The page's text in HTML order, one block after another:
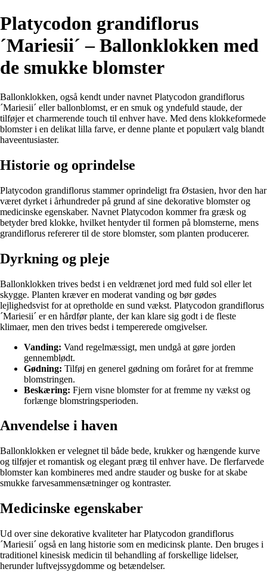
Platycodon grandiflorus
´Mariesii´ – Ballonklokken med
de smukke blomster
Ballonklokken, også kendt under navnet Platycodon grandiflorus
´Mariesii´ eller ballonblomst, er en smuk og yndefuld staude, der
tilføjer et charmerende touch til enhver have. Med dens klokkeformede
blomster i en delikat lilla farve, er denne plante et populært valg blandt
haveentusiaster.
Historie og oprindelse
Platycodon grandiflorus stammer oprindeligt fra Østasien, hvor den har
været dyrket i århundreder på grund af sine dekorative blomster og
medicinske egenskaber. Navnet Platycodon kommer fra græsk og
betyder bred klokke, hvilket hentyder til formen på blomsterne, mens
grandiflorus refererer til de store blomster, som planten producerer.
Dyrkning og pleje
Ballonklokken trives bedst i en veldrænet jord med fuld sol eller let
skygge. Planten kræver en moderat vanding og bør gødes
lejlighedsvist for at opretholde en sund vækst. Platycodon grandiflorus
´Mariesii´ er en hårdfør plante, der kan klare sig godt i de fleste
klimaer, men den trives bedst i tempererede omgivelser.
Vanding: Vand regelmæssigt, men undgå at gøre jorden
gennemblødt.
Gødning: Tilføj en generel gødning om foråret for at fremme
blomstringen.
Beskæring: Fjern visne blomster for at fremme ny vækst og
forlænge blomstringsperioden.
Anvendelse i haven
Ballonklokken er velegnet til både bede, krukker og hængende kurve
og tilføjer et romantisk og elegant præg til enhver have. De flerfarvede
blomster kan kombineres med andre stauder og buske for at skabe
smukke farvesammensætninger og kontraster.
Medicinske egenskaber
Ud over sine dekorative kvaliteter har Platycodon grandiflorus
´Mariesii´ også en lang historie som en medicinsk plante. Den bruges i
traditionel kinesisk medicin til behandling af forskellige lidelser,
herunder luftvejssygdomme og betændelser.